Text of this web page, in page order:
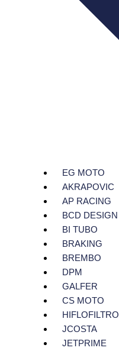
EG MOTO
AKRAPOVIC
AP RACING
BCD DESIGN
BI TUBO
BRAKING
BREMBO
DPM
GALFER
CS MOTO
HIFLOFILTRO
JCOSTA
JETPRIME